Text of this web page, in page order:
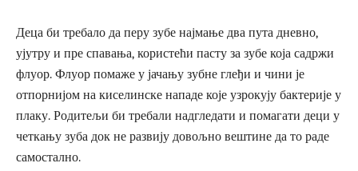
Деца би требало да перу зубе најмање два пута дневно,
ујутру и пре спавања, користећи пасту за зубе која садржи
флуор. Флуор помаже у јачању зубне глеђи и чини је
отпорнијом на киселинске нападе које узрокују бактерије у
плаку. Родитељи би требали надгледати и помагати деци у
четкању зуба док не развију довољно вештине да то раде
самостално.